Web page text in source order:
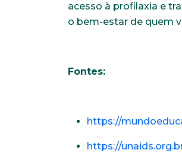
acesso à profilaxia e
o bem-estar de quem
Fontes:
https://
https://